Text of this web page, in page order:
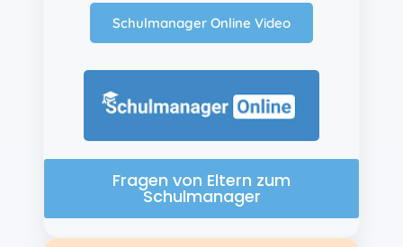
Schulmanager Online Video
Fragen von Eltern zum
Schulmanager